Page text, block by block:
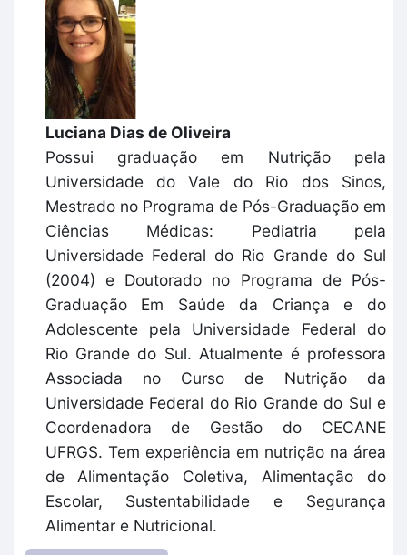
Luciana Dias de Oliveira
Possui graduação em Nutrição pela
Universidade do Vale do Rio dos Sinos,
Mestrado no Programa de Pós-Graduação em
Ciências Médicas: Pediatria pela
Universidade Federal do Rio Grande do Sul
(2004) e Doutorado no Programa de Pós-
Graduação Em Saúde da Criança e do
Adolescente pela Universidade Federal do
Rio Grande do Sul. Atualmente é professora
Associada no Curso de Nutrição da
Universidade Federal do Rio Grande do Sul e
Coordenadora de Gestão do CECANE
UFRGS. Tem experiência em nutrição na área
de Alimentação Coletiva, Alimentação do
Escolar, Sustentabilidade e Segurança
Alimentar e Nutricional.